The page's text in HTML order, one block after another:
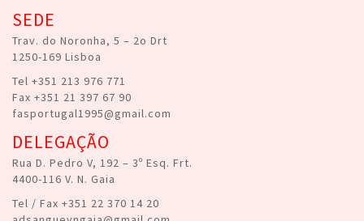
SEDE
Trav. do Noronha, 5 – 2o Drt
1250-169 Lisboa
Tel +351 213 976 771
Fax +351 21 397 67 90
fasportugal1995@gmail.com
DELEGAÇÃO
Rua D. Pedro V, 192 – 3º Esq. Frt.
4400-116 V. N. Gaia
Tel / Fax +351 22 370 14 20